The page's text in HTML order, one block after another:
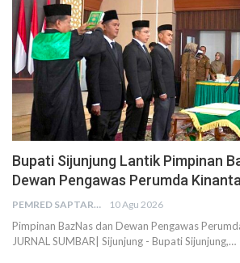
Bupati Sijunjung Lantik Pimpinan
Dewan Pengawas Perumda
PEMRED SAPTARIUS 10 Agu 2026
Pimpinan BazNas dan Dewan Pengawas
JURNAL SUMBAR| Sijunjung - Bupati Sijunjung,…